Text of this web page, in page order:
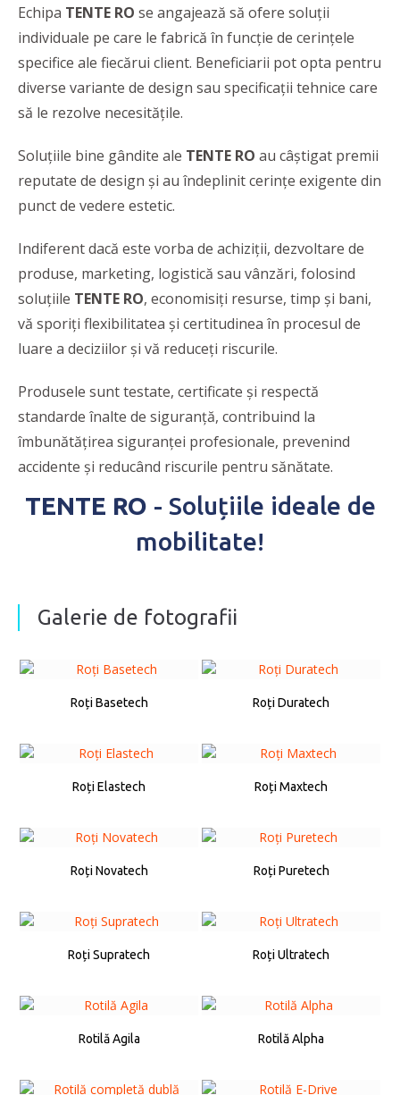
Echipa TENTE RO se angajează să ofere soluții
individuale pe care le fabrică în funcție de cerințele
specifice ale fiecărui client. Beneficiarii pot opta pentru
diverse variante de design sau specificații tehnice care
să le rezolve necesitățile.
Soluțiile bine gândite ale TENTE RO au câștigat premii
reputate de design și au îndeplinit cerințe exigente din
punct de vedere estetic.
Indiferent dacă este vorba de achiziții, dezvoltare de
produse, marketing, logistică sau vânzări, folosind
soluțiile TENTE RO, economisiți resurse, timp și bani,
vă sporiți flexibilitatea și certitudinea în procesul de
luare a deciziilor și vă reduceți riscurile.
Produsele sunt testate, certificate și respectă
standarde înalte de siguranță, contribuind la
îmbunătățirea siguranței profesionale, prevenind
accidente și reducând riscurile pentru sănătate.
TENTE RO - Soluțiile ideale de
mobilitate!
Galerie de fotografii
Roți Basetech Roți Duratech
Roți Elastech Roți Maxtech
Roți Novatech Roți Puretech
Roți Supratech Roți Ultratech
Rotilă Agila Rotilă Alpha